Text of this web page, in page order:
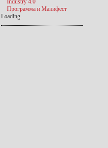
Industry 4.0
Программа и Манифест
Loading...